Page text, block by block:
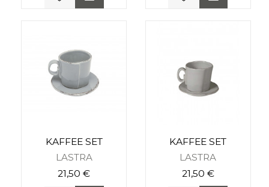
KAFFEE SET
LASTRA
21,50 €
KAFFEE SET
LASTRA
21,50 €